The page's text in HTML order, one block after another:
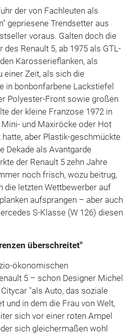
der von Fachleuten als
gepriesene Trendsetter aus
voraus. Galten doch die
Renault 5, ab 1975 als GTL-
Karosserieflanken, als
einer Zeit, als sich die
in bonbonfarbene Lackstiefel
Polyester-Front sowie großen
der kleine Franzose 1972 in
und Maxiröcke oder Hot
aber Plastik-geschmückte
Dekade als Avantgarde
der Renault 5 zehn Jahre
noch frisch, wozu beitrug,
die letzten Wettbewerber auf
aufsprangen – aber auch
S-Klasse (W 126) diesen
überschreitet"
ökonomischen
5 – schon Designer Michel
"als Auto, das soziale
und in dem die Frau von Welt,
sich vor einer roten Ampel
sich gleichermaßen wohl